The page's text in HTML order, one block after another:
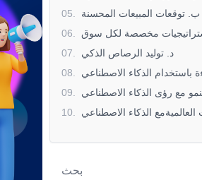
05
ب. توقعات المبيعات المحسنة
06
مخصصة لكل سوق
07
د. توليد الرصاص الذكي
08
باستخدام الذكاء الاصطناعي
09
مع رؤى الذكاء الاصطناعي
10
الذكاء الاصطناعي